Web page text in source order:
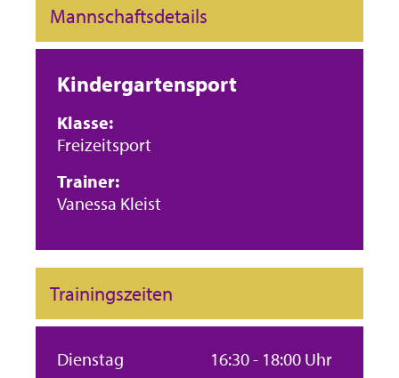
Mannschaftsdetails
Kindergartensport
Klasse:
Freizeitsport
Trainer:
Vanessa Kleist
Trainingszeiten
Dienstag 16:30 - 18:00 Uhr